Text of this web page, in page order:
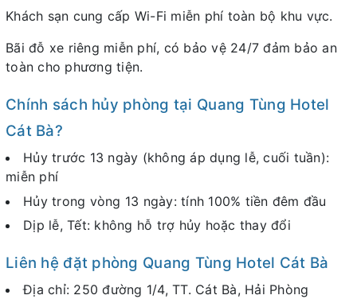
Khách sạn cung cấp Wi-Fi miễn phí toàn bộ khu vực.
Bãi đỗ xe riêng miễn phí, có bảo vệ 24/7 đảm bảo an
toàn cho phương tiện.
Chính sách hủy phòng tại Quang Tùng Hotel
Cát Bà?
Hủy trước 13 ngày (không áp dụng lễ, cuối tuần):
miễn phí
Hủy trong vòng 13 ngày: tính 100% tiền đêm đầu
Dịp lễ, Tết: không hỗ trợ hủy hoặc thay đổi
Liên hệ đặt phòng Quang Tùng Hotel Cát Bà
Địa chỉ: 250 đường 1/4, TT. Cát Bà, Hải Phòng